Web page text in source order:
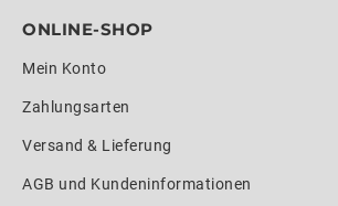
ONLINE-SHOP
Mein Konto
Zahlungsarten
Versand & Lieferung
AGB und Kundeninformationen